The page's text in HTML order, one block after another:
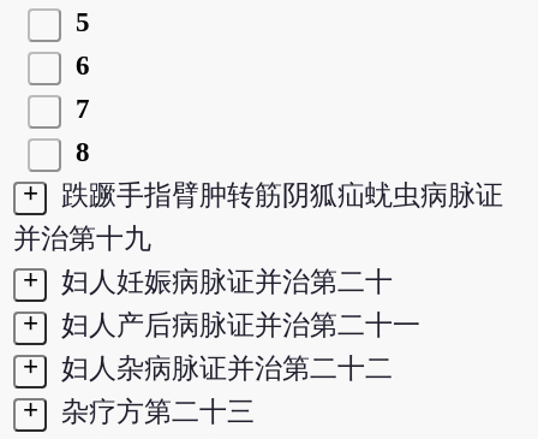
5
6
7
8
+
跌蹶手指臂肿转筋阴狐疝蚘虫病脉证
并治第十九
+
妇人妊娠病脉证并治第二十
+
妇人产后病脉证并治第二十一
+
妇人杂病脉证并治第二十二
+
杂疗方第二十三